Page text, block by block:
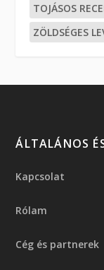
TOJÁSOS
ZÖLDSÉGES
ÁLTALÁNOS
Kapcsolat
Rólam
Cég és partnerek